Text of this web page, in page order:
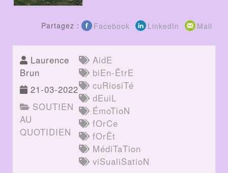
Partagez : Facebook LinkedIn Mail
Laurence
Brun
21-03-2022
SOUTIEN
AU
QUOTIDIEN
AidE
biEn-ÊtrE
cuRiosiTé
dEuiL
ÉmoTioN
fOrCe
fOrÊt
MédiTaTion
viSualiSatioN